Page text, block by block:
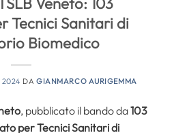
Tecnici Sanitari di
Biomedico
2024 DAGIANMARCO AURIGEMMA
, pubblicato il bando da103
per Tecnici Sanitari di